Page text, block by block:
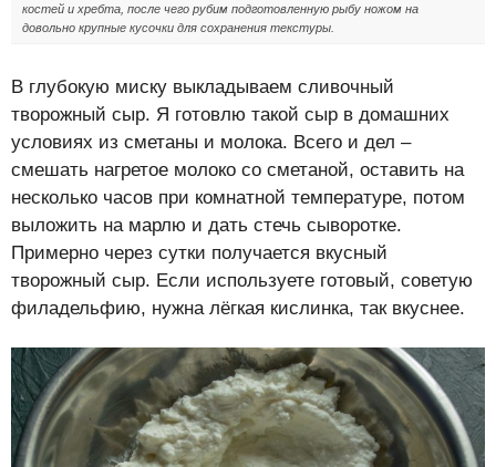
костей и хребта, после чего рубим подготовленную рыбу ножом на
довольно крупные кусочки для сохранения текстуры.
В глубокую миску выкладываем сливочный
творожный сыр. Я готовлю такой сыр в домашних
условиях из сметаны и молока. Всего и дел –
смешать нагретое молоко со сметаной, оставить на
несколько часов при комнатной температуре, потом
выложить на марлю и дать стечь сыворотке.
Примерно через сутки получается вкусный
творожный сыр. Если используете готовый, советую
филадельфию, нужна лёгкая кислинка, так вкуснее.